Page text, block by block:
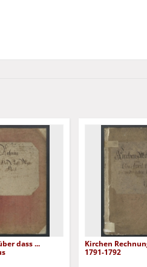
dass ...
Kirchen
1791-1792